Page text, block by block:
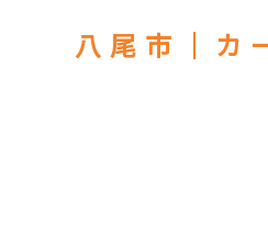
八尾市｜カ